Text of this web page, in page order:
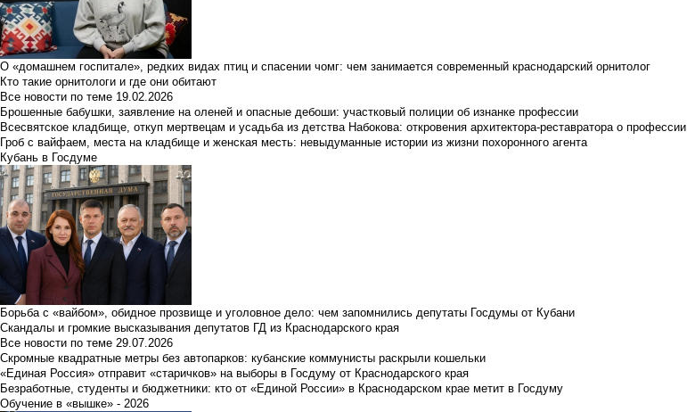
О «домашнем госпитале», редких видах птиц и спасении чомг: чем занимается современный краснодарский орнитолог
Кто такие орнитологи и где они обитают
Все новости по теме 19.02.2026
Брошенные бабушки, заявление на оленей и опасные дебоши: участковый полиции об изнанке профессии
Всесвятское кладбище, откуп мертвецам и усадьба из детства Набокова: откровения архитектора-реставратора о профессии
Гроб с вайфаем, места на кладбище и женская месть: невыдуманные истории из жизни похоронного агента
Кубань в Госдуме
Борьба с «вайбом», обидное прозвище и уголовное дело: чем запомнились депутаты Госдумы от Кубани
Скандалы и громкие высказывания депутатов ГД из Краснодарского края
Все новости по теме 29.07.2026
Скромные квадратные метры без автопарков: кубанские коммунисты раскрыли кошельки
«Единая Россия» отправит «старичков» на выборы в Госдуму от Краснодарского края
Безработные, студенты и бюджетники: кто от «Единой России» в Краснодарском крае метит в Госдуму
Обучение в «вышке» - 2026